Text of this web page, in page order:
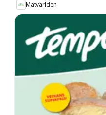
Matvärlden